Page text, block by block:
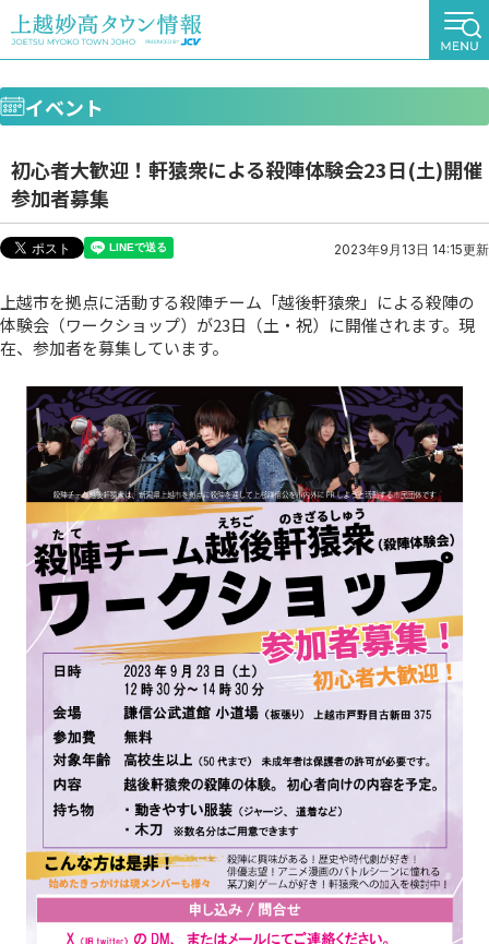
イベント
初心者大歓迎！軒猿衆による殺陣体験会23日(土)開催
参加者募集
2023年9月13日 14:15更新
上越市を拠点に活動する殺陣チーム「越後軒猿衆」による殺陣の
体験会（ワークショップ）が23日（土・祝）に開催されます。現
在、参加者を募集しています。